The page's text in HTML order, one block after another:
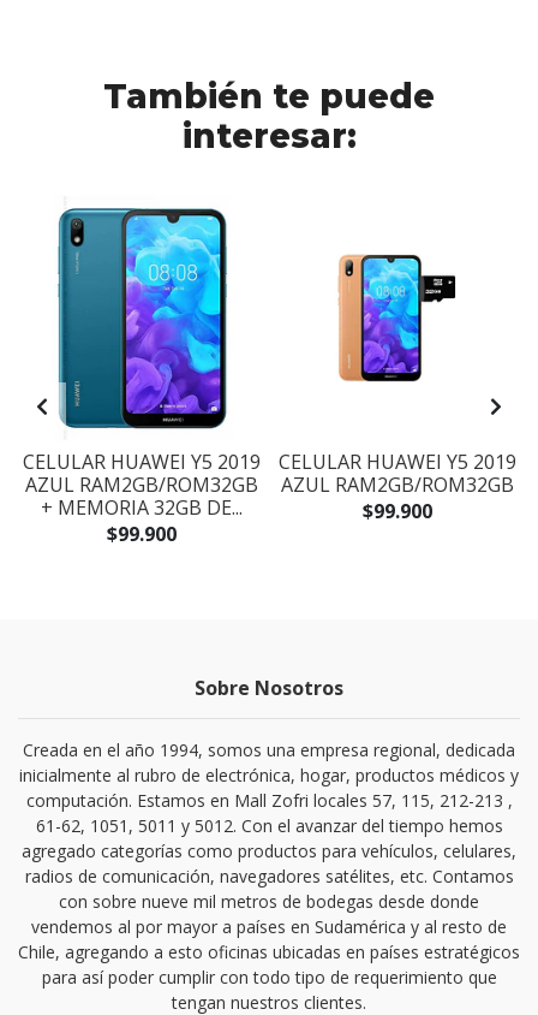
También te puede
interesar:
CELULAR HUAWEI Y5 2019
AZUL RAM2GB/ROM32GB
+ MEMORIA 32GB DE...
$99.900
CELULAR HUAWEI Y5 2019
AZUL RAM2GB/ROM32GB
$99.900
Sobre Nosotros
Creada en el año 1994, somos una empresa regional, dedicada
inicialmente al rubro de electrónica, hogar, productos médicos y
computación. Estamos en Mall Zofri locales 57, 115, 212-213 ,
61-62, 1051, 5011 y 5012. Con el avanzar del tiempo hemos
agregado categorías como productos para vehículos, celulares,
radios de comunicación, navegadores satélites, etc. Contamos
con sobre nueve mil metros de bodegas desde donde
vendemos al por mayor a países en Sudamérica y al resto de
Chile, agregando a esto oficinas ubicadas en países estratégicos
para así poder cumplir con todo tipo de requerimiento que
tengan nuestros clientes.